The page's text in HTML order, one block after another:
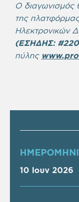
Ο διαγωνισμός
της
Ηλεκτρονικών
(ΕΣΗΔΗΣ:
πύλης
10 Ιουν 2026